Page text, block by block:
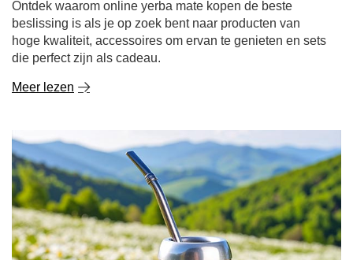
De verrassende voordelen van kamille - ontdek de
kracht van kamille in thee en daarbuiten!